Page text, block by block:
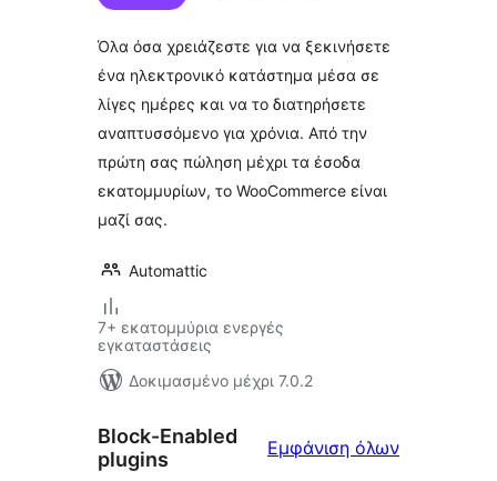
Όλα όσα χρειάζεστε για να ξεκινήσετε
ένα ηλεκτρονικό κατάστημα μέσα σε
λίγες ημέρες και να το διατηρήσετε
αναπτυσσόμενο για χρόνια. Από την
πρώτη σας πώληση μέχρι τα έσοδα
εκατομμυρίων, το WooCommerce είναι
μαζί σας.
Automattic
7+ εκατομμύρια ενεργές
εγκαταστάσεις
Δοκιμασμένο μέχρι 7.0.2
Block-Enabled
plugins
Εμφάνιση όλωνBlock-